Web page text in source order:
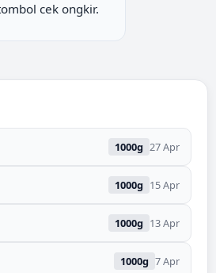
cek ongkir.
1000g 27 Apr
1000g 15 Apr
1000g 13 Apr
1000g 7 Apr